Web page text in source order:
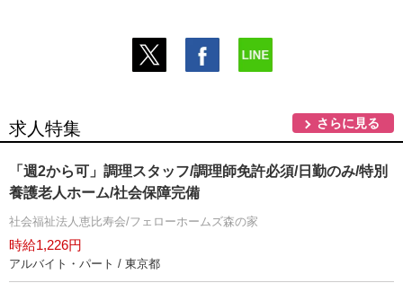
求人特集 さらに見る
「週2から可」調理スタッフ/調理師免許必須/日勤のみ/特別
養護老人ホーム/社会保障完備
社会福祉法人恵比寿会/フェローホームズ森の家
時給1,226円
アルバイト・パート / 東京都